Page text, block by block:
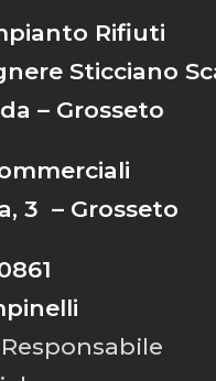
Rifiuti
Sticciano
– Grosseto
3 – Grosseto